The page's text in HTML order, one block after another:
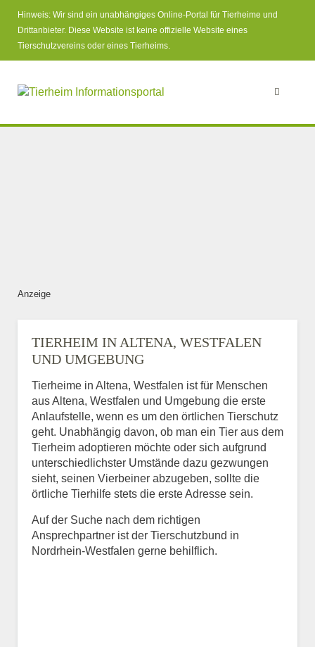
Hinweis: Wir sind ein unabhängiges Online-Portal für Tierheime und
Drittanbieter. Diese Website ist keine offizielle Website eines
Tierschutzvereins oder eines Tierheims.
Anzeige
TIERHEIM IN ALTENA, WESTFALEN
UND UMGEBUNG
Tierheime in Altena, Westfalen ist für Menschen
aus Altena, Westfalen und Umgebung die erste
Anlaufstelle, wenn es um den örtlichen Tierschutz
geht. Unabhängig davon, ob man ein Tier aus dem
Tierheim adoptieren möchte oder sich aufgrund
unterschiedlichster Umstände dazu gezwungen
sieht, seinen Vierbeiner abzugeben, sollte die
örtliche Tierhilfe stets die erste Adresse sein.
Auf der Suche nach dem richtigen
Ansprechpartner ist der Tierschutzbund in
Nordrhein-Westfalen gerne behilflich.